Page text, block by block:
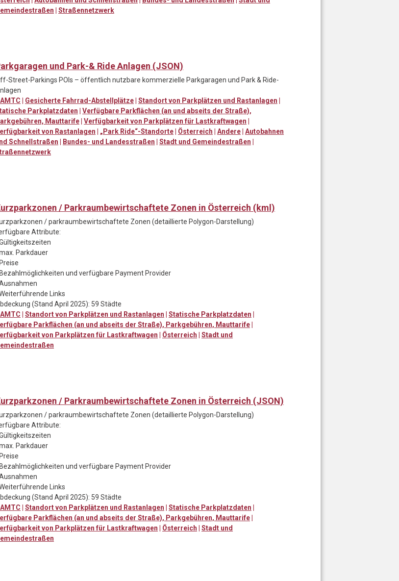
| Straßennetzwerk
und Park-& Ride Anlagen (JSON)
Street-Parkings POIs – öffentlich nutzbare kommerzielle Parkgaragen und Park & Ride-
| Gesicherte Fahrrad-Abstellplätze| Standort von Parkplätzen und Rastanlagen |
Parkplatzdaten | Verfügbare Parkflächen (an und abseits der Straße),
Mauttarife| Verfügbarkeit von Parkplätzen für Lastkraftwagen |
von Rastanlagen | „Park Ride“-Standorte| Österreich | Andere| Autobahnen
Schnellstraßen | Bundes- und Landesstraßen | Stadt und Gemeindestraßen |
/ Parkraumbewirtschaftete Zonen in Österreich (kml)
/ parkraumbewirtschaftete Zonen (detaillierte Polygon-Darstellung)
Attribute:
Parkdauer
und verfügbare Payment Provider
Links
(Stand April 2025): 59 Städte
| Standort von Parkplätzen und Rastanlagen | Statische Parkplatzdaten |
Parkflächen (an und abseits der Straße), Parkgebühren, Mauttarife|
von Parkplätzen für Lastkraftwagen | Österreich | Stadt und
/ Parkraumbewirtschaftete Zonen in Österreich (JSON)
/ parkraumbewirtschaftete Zonen (detaillierte Polygon-Darstellung)
Attribute:
Parkdauer
und verfügbare Payment Provider
Links
(Stand April 2025): 59 Städte
| Standort von Parkplätzen und Rastanlagen | Statische Parkplatzdaten |
Parkflächen (an und abseits der Straße), Parkgebühren, Mauttarife|
von Parkplätzen für Lastkraftwagen | Österreich | Stadt und